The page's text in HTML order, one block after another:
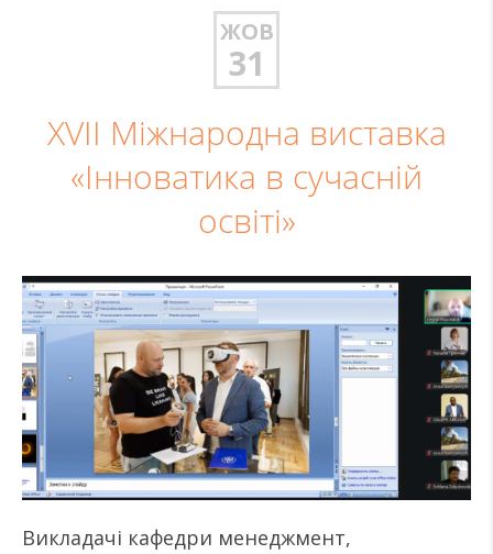
ЖОВ
31
XVII Міжнародна виставка
«Інноватика в сучасній
освіті»
Викладачі кафедри менеджмент,